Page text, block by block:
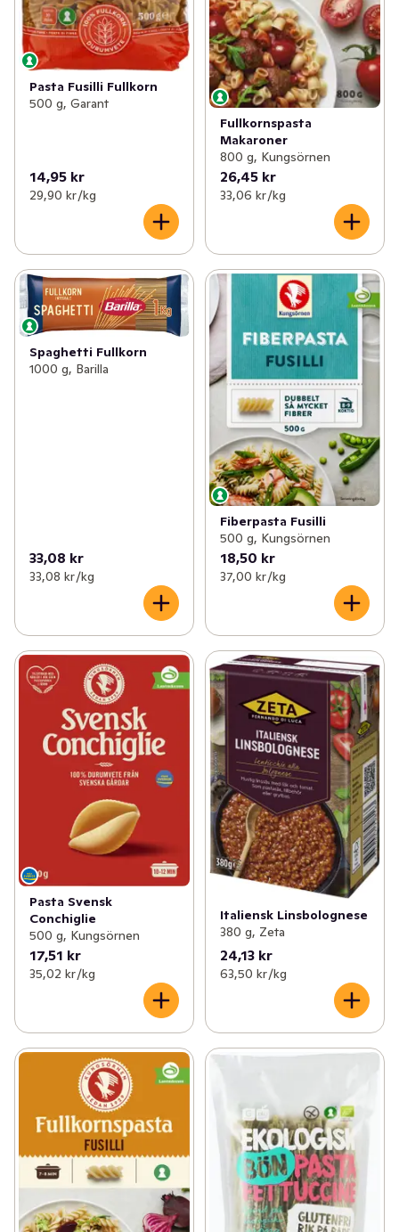
Pasta Fusilli Fullkorn
500 g, Garant
14,95 kr
29,90 kr /kg
Fullkornspasta
Makaroner
800 g, Kungsörnen
26,45 kr
33,06 kr /kg
Spaghetti Fullkorn
1000 g, Barilla
33,08 kr
33,08 kr /kg
Fiberpasta Fusilli
500 g, Kungsörnen
18,50 kr
37,00 kr /kg
Pasta Svensk
Conchiglie
500 g, Kungsörnen
17,51 kr
35,02 kr /kg
Italiensk Linsbolognese
380 g, Zeta
24,13 kr
63,50 kr /kg